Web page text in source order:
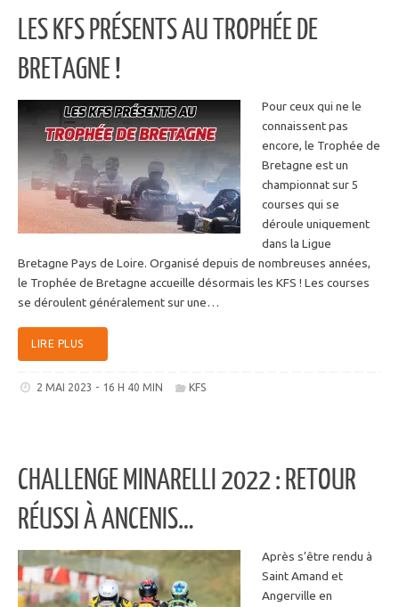
LES KFS PRÉSENTS AU TROPHÉE DE
BRETAGNE !
Pour ceux qui ne le
connaissent pas
encore, le Trophée de
Bretagne est un
championnat sur 5
courses qui se
déroule uniquement
dans la Ligue
Bretagne Pays de Loire. Organisé depuis de nombreuses années,
le Trophée de Bretagne accueille désormais les KFS ! Les courses
se déroulent généralement sur une…
LIRE PLUS
2 MAI 2023 - 16 H 40 MIN KFS
CHALLENGE MINARELLI 2022 : RETOUR
RÉUSSI À ANCENIS…
Après s’être rendu à
Saint Amand et
Angerville en